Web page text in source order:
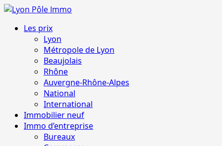
Aller
contenu
Menu
principal
Les prix
Lyon
Métropole de Lyon
Beaujolais
Rhône
Auvergne-Rhône-Alpes
National
International
Immobilier neuf
Immo d’entreprise
Bureaux